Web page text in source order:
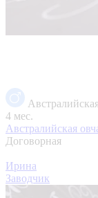
4 мес.
Австралийская
Договорная
Ирина
Заводчик